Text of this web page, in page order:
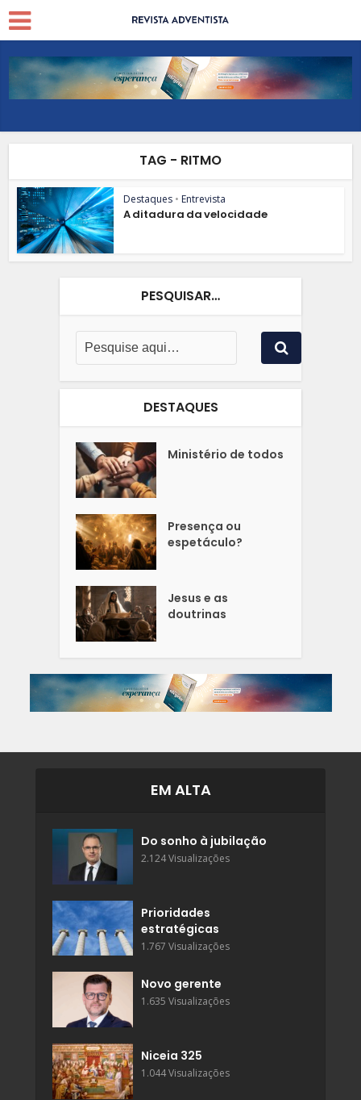
TAG - RITMO
Destaques • Entrevista
A ditadura da velocidade
PESQUISAR…
DESTAQUES
Ministério de todos
Presença ou
espetáculo?
Jesus e as
doutrinas
EM ALTA
Do sonho à jubilação
2.124 Visualizações
Prioridades
estratégicas
1.767 Visualizações
Novo gerente
1.635 Visualizações
Niceia 325
1.044 Visualizações